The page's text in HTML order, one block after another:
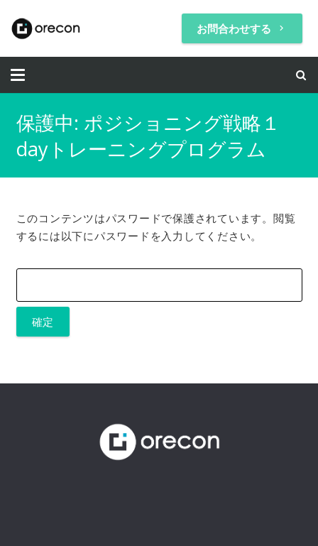
お問合わせする keyboard_arrow_right
保護中: ポジショニング戦略１
dayトレーニングプログラム
このコンテンツはパスワードで保護されています。閲覧
するには以下にパスワードを入力してください。